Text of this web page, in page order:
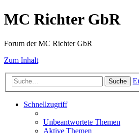
MC Richter GbR
Forum der MC Richter GbR
Zum Inhalt
Suche
Schnellzugriff
Unbeantwortete Themen
Aktive Themen